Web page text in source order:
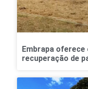
Embrapa
recuperação de